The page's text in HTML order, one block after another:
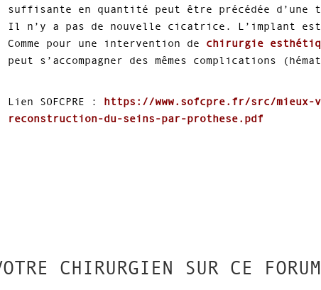
suffisante en quantité peut être précédée d’une
Il n’y a pas de nouvelle cicatrice. L’implant
Comme pour une intervention de chirurgie
peut s’accompagner des mêmes complications
Lien SOFCPRE : https://www.sofcpre.fr/src/mieux-
reconstruction-du-seins-par-prothese.pdf
CHIRURGIEN SUR CE